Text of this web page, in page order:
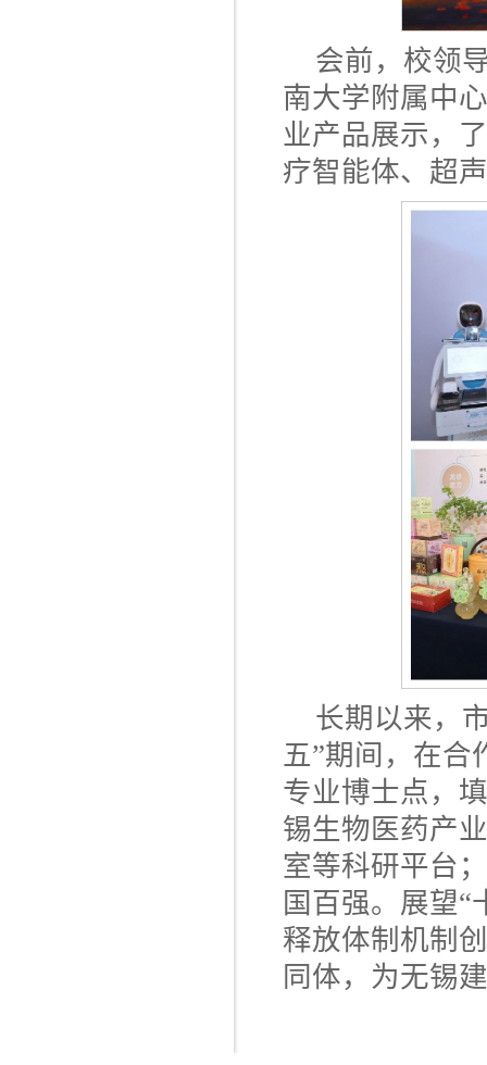
会前，校领
南大学附属中
业产品展示，
疗智能体、超
长期以来，
五”期间，在合
专业博士点，
锡生物医药产
室等科研平台
国百强。展望“
释放体制机制
同体，为无锡